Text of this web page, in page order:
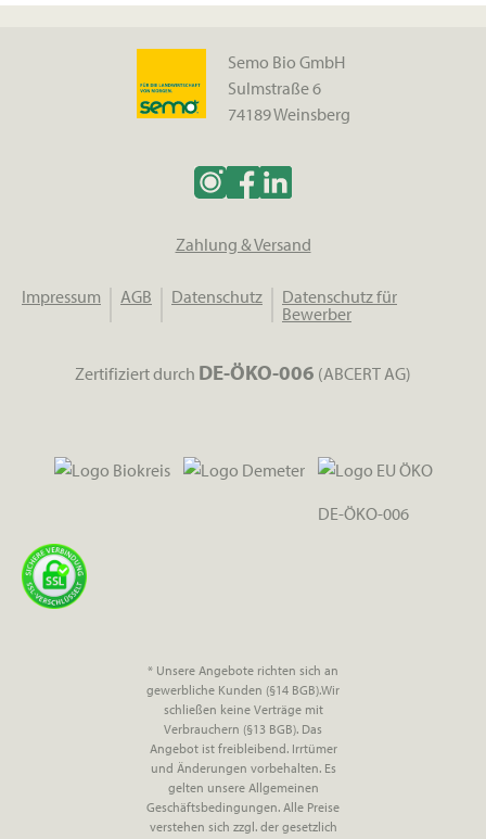
Semo Bio GmbH
Sulmstraße 6
74189 Weinsberg
Zahlung & Versand
Impressum AGB Datenschutz
Datenschutz für
Bewerber
Zertifiziert durch DE-ÖKO-006 (ABCERT AG)
DE-ÖKO-006
* Unsere Angebote richten sich an
gewerbliche Kunden (§14 BGB).Wir
schließen keine Verträge mit
Verbrauchern (§13 BGB). Das
Angebot ist freibleibend. Irrtümer
und Änderungen vorbehalten. Es
gelten unsere Allgemeinen
Geschäftsbedingungen. Alle Preise
verstehen sich zzgl. der gesetzlich